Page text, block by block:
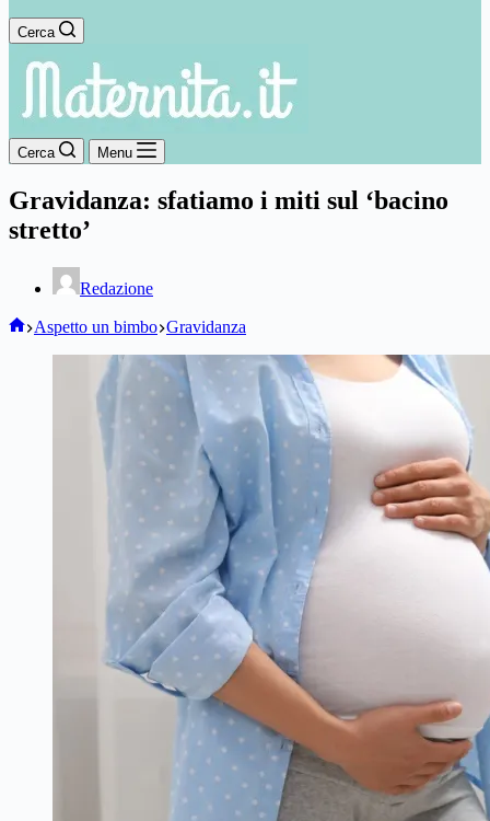
Cerca
Cerca Menu
Gravidanza: sfatiamo i miti sul ‘bacino
stretto’
Redazione
Home
Aspetto un bimbo Gravidanza